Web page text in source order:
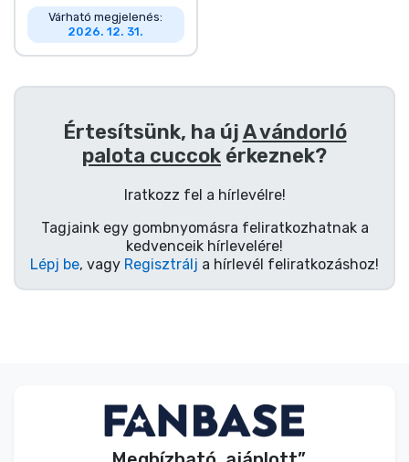
Várható megjelenés:
2026. 12. 31.
Értesítsünk, ha újA vándorló
palota cuccok érkeznek?
Iratkozz fel a hírlevélre!
Tagjaink egy gombnyomásra feliratkozhatnak a
kedvenceik hírlevelére!
Lépj be, vagy Regisztrálj a hírlevél feliratkozáshoz!